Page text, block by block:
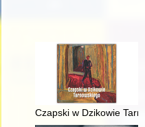
Czapski w Dzikowie